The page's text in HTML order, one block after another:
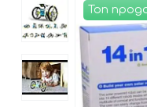
Топ